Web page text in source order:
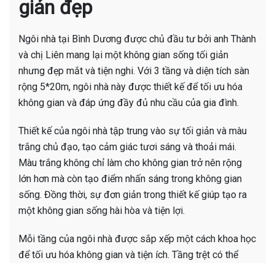
giản đẹp
Ngôi nhà tại Bình Dương được chủ đầu tư bởi anh Thành
và chị Liên mang lại một không gian sống tối giản
nhưng đẹp mắt và tiện nghi. Với 3 tầng và diện tích sàn
rộng 5*20m, ngôi nhà này được thiết kế để tối ưu hóa
không gian và đáp ứng đầy đủ nhu cầu của gia đình.
Thiết kế của ngôi nhà tập trung vào sự tối giản và màu
trắng chủ đạo, tạo cảm giác tươi sáng và thoải mái.
Màu trắng không chỉ làm cho không gian trở nên rộng
lớn hơn mà còn tạo điểm nhấn sáng trong không gian
sống. Đồng thời, sự đơn giản trong thiết kế giúp tạo ra
một không gian sống hài hòa và tiện lợi.
Mỗi tầng của ngôi nhà được sắp xếp một cách khoa học
để tối ưu hóa không gian và tiện ích. Tầng trệt có thể